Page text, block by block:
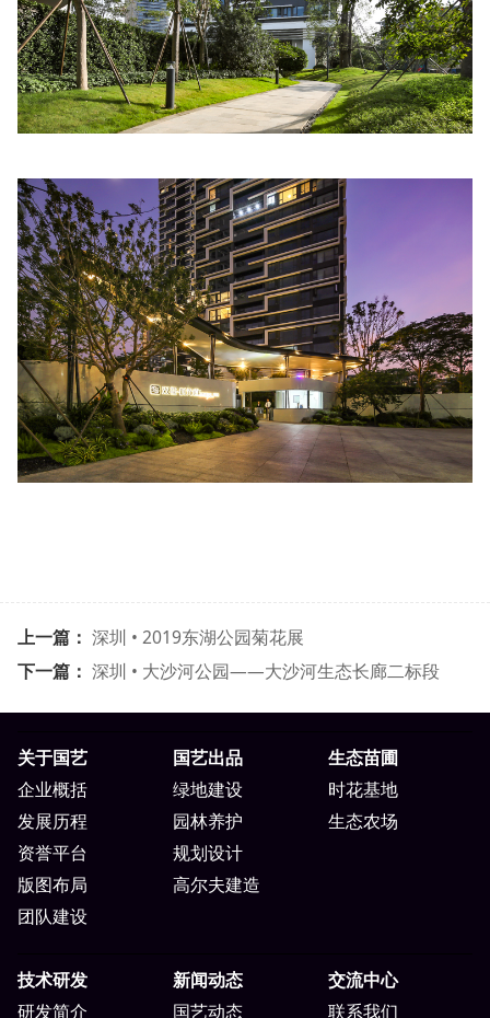
上一篇： 深圳 • 2019东湖公园菊花展
下一篇： 深圳 • 大沙河公园——大沙河生态长廊二标段
关于国艺
企业概括
发展历程
资誉平台
版图布局
团队建设
国艺出品
绿地建设
园林养护
规划设计
高尔夫建造
生态苗圃
时花基地
生态农场
技术研发
研发简介
新闻动态
国艺动态
交流中心
联系我们